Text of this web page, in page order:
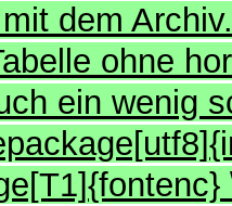
dem
ohne
ein wenig